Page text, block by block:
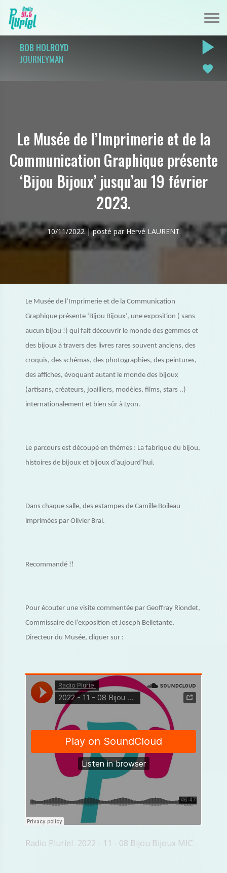
BOB HOLROYD
JOURNEYMAN
play_arrow
favorite
Le Musée de l’Imprimerie et de la
Communication Graphique présente
‘Bijou Bijoux’ jusqu’au 19 février
2023.
10/11/2022 | posté par Hervé LAURENT
Le Musée de l’Imprimerie et de la Communication
Graphique présente ‘Bijou Bijoux’, une exposition ( sans
aucun bijou !) qui fait découvrir le monde des gemmes et
des bijoux à travers des livres rares souvent anciens, des
croquis, des schémas, des photographies, des peintures,
des affiches, évoquant autant le monde des bijoux
(artisans, créateurs, joailliers, modèles, films, stars ..)
internationalement et bien sûr à Lyon.
Le parcours est découpé en thèmes : La fabrique du bijou,
histoires de bijoux et bijoux d’aujourd’hui.
Dans chaque salle, des estampes de Camille Boileau
imprimées par Olivier Bral.
Recommandé !!
Pour écouter une visite commentée par Geoffray Riondet,
Commissaire de l’exposition et Joseph Belletante,
Directeur du Musée, cliquer sur :
Radio Pluriel · 2022 - 11 - 08 Bijou Bijoux MICG Visite